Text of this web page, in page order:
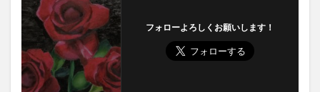
フォローよろしくお願いします！